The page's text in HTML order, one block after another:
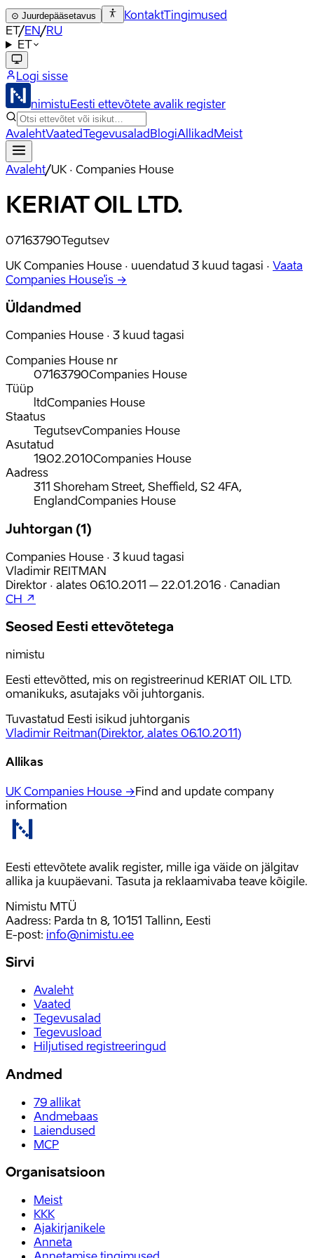
⊙ Juurdepääsetavus KontaktTingimused
ET/EN/RU
ET
Logi sisse
nimistuEesti ettevõtete avalik register
AvalehtVaatedTegevusaladBlogiAllikadMeist
Avaleht/UK · Companies House
KERIAT OIL LTD.
07163790Tegutsev
UK Companies House · uuendatud 3 kuud tagasi · Vaata
Companies House'is →
Üldandmed
Companies House · 3 kuud tagasi
Companies House nr
07163790Companies House
Tüüp
ltdCompanies House
Staatus
TegutsevCompanies House
Asutatud
19.02.2010Companies House
Aadress
311 Shoreham Street, Sheffield, S2 4FA,
EnglandCompanies House
Juhtorgan (1)
Companies House · 3 kuud tagasi
Vladimir REITMAN
Direktor · alates 06.10.2011 – 22.01.2016 · Canadian
CH ↗
Seosed Eesti ettevõtetega
nimistu
Eesti ettevõtted, mis on registreerinud KERIAT OIL LTD.
omanikuks, asutajaks või juhtorganis.
Tuvastatud Eesti isikud juhtorganis
Vladimir Reitman(Direktor, alates 06.10.2011)
Allikas
UK Companies House →Find and update company
information
Eesti ettevõtete avalik register, mille iga väide on jälgitav
allika ja kuupäevani. Tasuta ja reklaamivaba teave kõigile.
Nimistu MTÜ
Aadress: Parda tn 8, 10151 Tallinn, Eesti
E-post: info@nimistu.ee
Sirvi
Avaleht
Vaated
Tegevusalad
Tegevusload
Hiljutised registreeringud
Andmed
79 allikat
Andmebaas
Laiendused
MCP
Organisatsioon
Meist
KKK
Ajakirjanikele
Anneta